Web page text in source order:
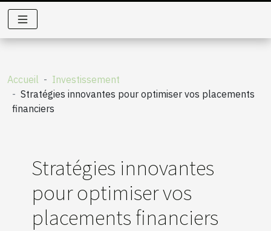
Accueil
Investissement
Stratégies innovantes pour optimiser vos placements
financiers
Stratégies innovantes
pour optimiser vos
placements financiers